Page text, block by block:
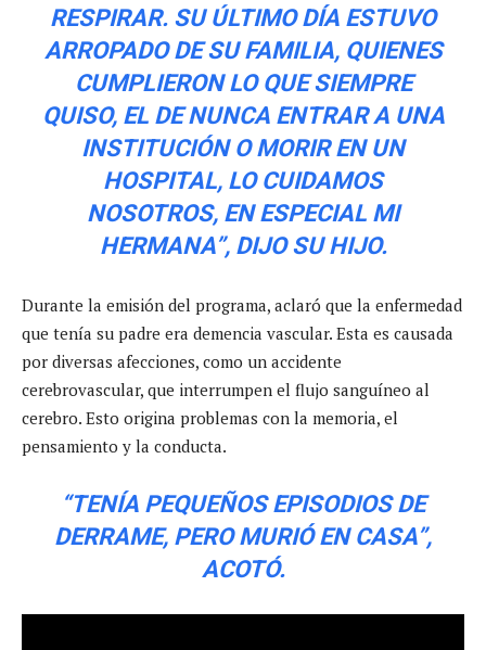
RESPIRAR. SU ÚLTIMO DÍA ESTUVO
ARROPADO DE SU FAMILIA, QUIENES
CUMPLIERON LO QUE SIEMPRE
QUISO, EL DE NUNCA ENTRAR A UNA
INSTITUCIÓN O MORIR EN UN
HOSPITAL, LO CUIDAMOS
NOSOTROS, EN ESPECIAL MI
HERMANA”, DIJO SU HIJO.
Durante la emisión del programa, aclaró que la enfermedad
que tenía su padre era demencia vascular. Esta es causada
por diversas afecciones, como un accidente
cerebrovascular, que interrumpen el flujo sanguíneo al
cerebro. Esto origina problemas con la memoria, el
pensamiento y la conducta.
“TENÍA PEQUEÑOS EPISODIOS DE
DERRAME, PERO MURIÓ EN CASA”,
ACOTÓ.